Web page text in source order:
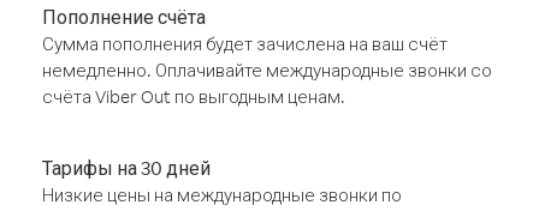
Пополнение счёта
Сумма пополнения будет зачислена на ваш счёт
немедленно. Оплачивайте международные звонки со
счёта Viber Out по выгодным ценам.
Тарифы на 30 дней
Низкие цены на международные звонки по